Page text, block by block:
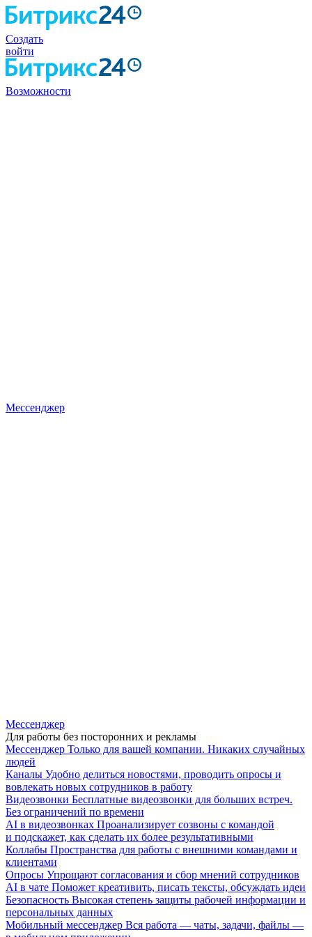
Создать
войти
Возможности
Мессенджер
Мессенджер
Для работы без посторонних и рекламы
Мессенджер Только для вашей компании. Никаких случайных
людей
Каналы Удобно делиться новостями, проводить опросы и
вовлекать новых сотрудников в работу
Видеозвонки Бесплатные видеозвонки для больших встреч.
Без ограничений по времени
AI в видеозвонках Проанализирует созвоны с командой
и подскажет, как сделать их более результативными
Коллабы Пространства для работы с внешними командами и
клиентами
Опросы Упрощают согласования и сбор мнений сотрудников
AI в чате Поможет креативить, писать тексты, обсуждать идеи
Безопасность Высокая степень защиты рабочей информации и
персональных данных
Мобильный мессенджер Вся работа — чаты, задачи, файлы —